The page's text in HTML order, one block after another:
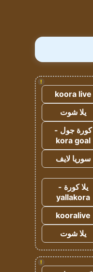
!
koora live
يلا شوت
كورة جول -
kora goal
سوريا لايف
يلا كورة -
yallakora
kooralive
يلا شوت
!